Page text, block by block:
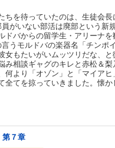
ちを待っていたのは、生徒会長
がいない部活は廃部という新
ドバからの留学生・アリーナ
うモルドバの楽器名「チンポ
女もたいがいムッツリだな、と
み相談ギャグのキレと赤松＆梨
何より「オゾン」と「マイアヒ
全てを掠っていきました。懐か
７章